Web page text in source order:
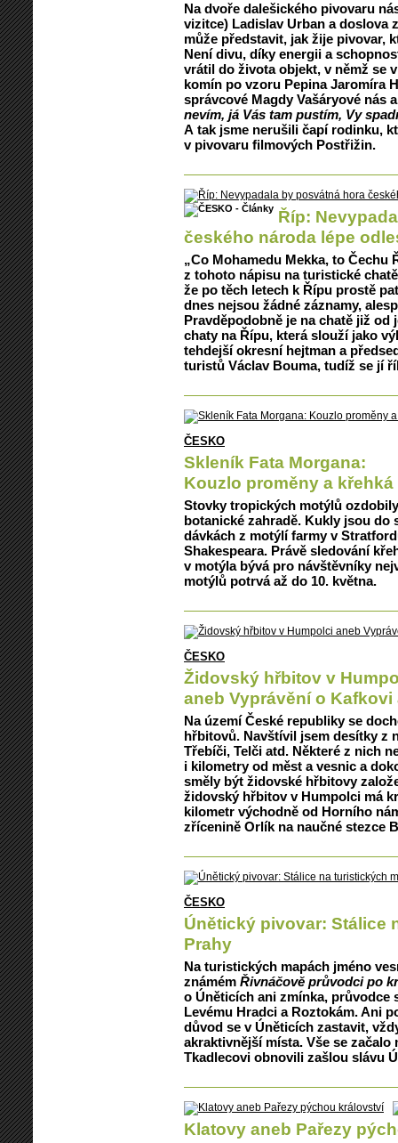
Na dvoře dalešického pivovaru
vizitce) Ladislav Urban a doslova
může představit, jak žije pivovar,
Není divu, díky energii a
vrátil do života objekt, v němž se
komín po vzoru Pepina Jaromíra
správcové Magdy Vašáryové nás
nevím, já Vás tam pustím, Vy
A tak jsme nerušili čapí rodinku,
v pivovaru filmových Postřižin.
Říp:
českého národa lépe
„Co Mohamedu Mekka, to Čechu
z tohoto nápisu na turistické
že po těch letech k Řípu prostě
dnes nejsou žádné záznamy,
Pravděpodobně je na chatě již
chaty na Řípu, která slouží jako
tehdejší okresní hejtman a
turistů Václav Bouma, tudíž se jí
ČESKO
Skleník Fata Morgana:
Kouzlo proměny a
Stovky tropických motýlů
botanické zahradě. Kukly jsou
dávkách z motýlí farmy v
Shakespeara. Právě sledování
v motýla bývá pro návštěvníky
motýlů potrvá až do 10. května.
ČESKO
Židovský hřbitov v
aneb Vyprávění o Kafkovi
Na území České republiky se
hřbitovů. Navštívil jsem desítky z
Třebíči, Telči atd. Některé z nich
i kilometry od měst a vesnic a
směly být židovské hřbitovy
židovský hřbitov v Humpolci má
kilometr východně od Horního
zřícenině Orlík na naučné stezce
ČESKO
Únětický pivovar: Stálice
Prahy
Na turistických mapách jméno
známém Řivnáčově průvodci po
o Úněticích ani zmínka, průvodce
Levému Hradci a Roztokám. Ani
důvod se v Úněticích zastavit,
akraktivnější místa. Vše se začalo
Tkadlecovi obnovili zašlou slávu
Klatovy aneb Pařezy